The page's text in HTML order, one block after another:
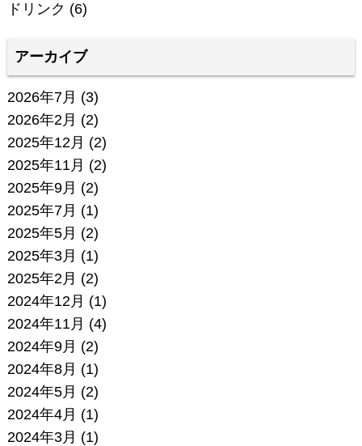
ドリンク (6)
アーカイブ
2026年7月 (3)
2026年2月 (2)
2025年12月 (2)
2025年11月 (2)
2025年9月 (2)
2025年7月 (1)
2025年5月 (2)
2025年3月 (1)
2025年2月 (2)
2024年12月 (1)
2024年11月 (4)
2024年9月 (2)
2024年8月 (1)
2024年5月 (2)
2024年4月 (1)
2024年3月 (1)